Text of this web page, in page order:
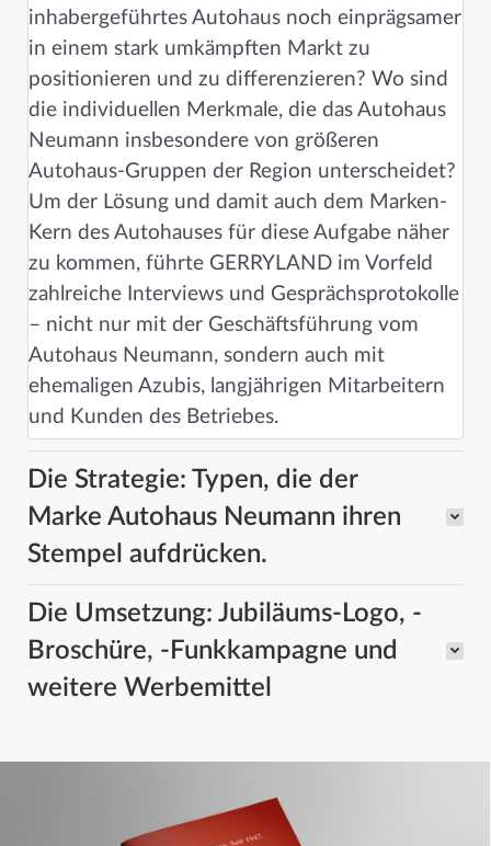
inhabergeführtes Autohaus noch einprägsamer
in einem stark umkämpften Markt zu
positionieren und zu differenzieren? Wo sind
die individuellen Merkmale, die das Autohaus
Neumann insbesondere von größeren
Autohaus-Gruppen der Region unterscheidet?
Um der Lösung und damit auch dem Marken-
Kern des Autohauses für diese Aufgabe näher
zu kommen, führte GERRYLAND im Vorfeld
zahlreiche Interviews und Gesprächsprotokolle
– nicht nur mit der Geschäftsführung vom
Autohaus Neumann, sondern auch mit
ehemaligen Azubis, langjährigen Mitarbeitern
und Kunden des Betriebes.
Die Strategie: Typen, die der
Marke Autohaus Neumann ihren
Stempel aufdrücken.
Die Umsetzung: Jubiläums-Logo, -
Broschüre, -Funkkampagne und
weitere Werbemittel